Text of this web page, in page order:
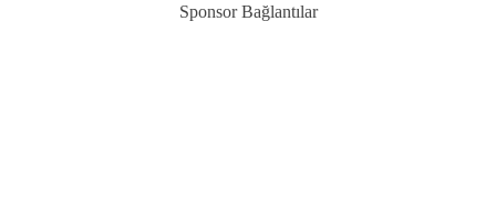
Sponsor Bağlantılar